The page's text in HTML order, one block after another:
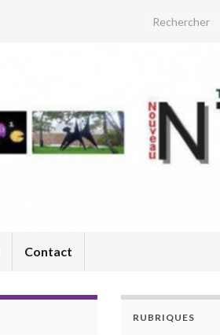
Search for:
Contact
RUBRIQUES